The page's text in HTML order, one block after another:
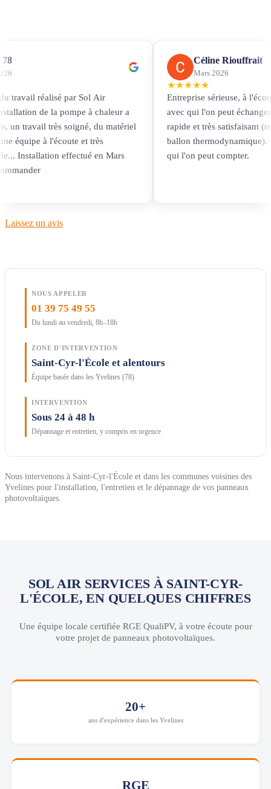
travail réalisé par Sol Air
de la pompe à chaleur a
un travail très soigné, du matériel
équipe à l'écoute et très
Installation effectué en Mars
Céline Riouffrait
Mars 2026
★★★★★
Entreprise sérieuse, à
avec qui l'on peut
rapide et très satisfaisant
ballon thermodynamique).
qui l'on peut compter.
Laissez un avis
NOUS APPELER
01 39 75 49 55
Du lundi au vendredi, 8h–18h
ZONE D'INTERVENTION
Saint-Cyr-l'École et alentours
Équipe basée dans les Yvelines (78)
INTERVENTION
Sous 24 à 48 h
Dépannage et entretien, y compris en urgence
Nous intervenons à Saint-Cyr-l'École et dans les communes voisines des
Yvelines pour l'installation, l'entretien et le dépannage de vos panneaux
photovoltaïques.
SOL AIR SERVICES À SAINT-CYR-
L'ÉCOLE, EN QUELQUES CHIFFRES
Une équipe locale certifiée RGE QualiPV, à votre écoute pour
votre projet de panneaux photovoltaïques.
20+
ans d'expérience dans les Yvelines
RGE